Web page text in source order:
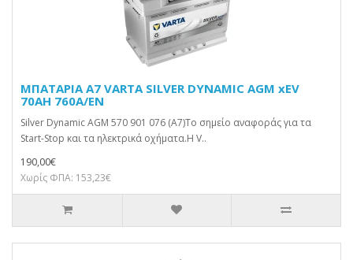
ΜΠΑΤΑΡΙΑ A7 VARTA SILVER DYNAMIC AGM xEV
70AH 760A/EN
Silver Dynamic AGM 570 901 076 (A7)Το σημείο αναφοράς για τα
Start-Stop και τα ηλεκτρικά οχήματα.Η V..
190,00€
Χωρίς ΦΠΑ: 153,23€